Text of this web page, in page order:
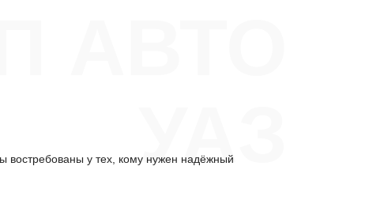
АВТО
УАЗ
востребованы у тех, кому нужен надёжный